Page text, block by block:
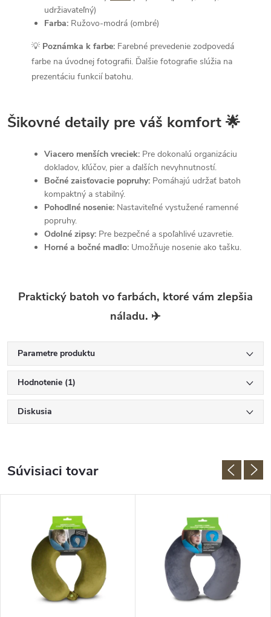
udržiavateľný)
Farba: Ružovo-modrá (ombré)
💡 Poznámka k farbe: Farebné prevedenie zodpovedá
farbe na úvodnej fotografii. Ďalšie fotografie slúžia na
prezentáciu funkcií batohu.
Šikovné detaily pre váš komfort 🌟
Viacero menších vreciek: Pre dokonalú organizáciu
dokladov, kľúčov, pier a ďalších nevyhnutností.
Bočné zaisťovacie popruhy: Pomáhajú udržať batoh
kompaktný a stabilný.
Pohodlné nosenie: Nastaviteľné vystužené ramenné
popruhy.
Odolné zipsy: Pre bezpečné a spoľahlivé uzavretie.
Horné a bočné madlo: Umožňuje nosenie ako tašku.
Praktický batoh vo farbách, ktoré vám zlepšia
náladu. ✈️
Parametre produktu
Hodnotenie (1)
Diskusia
Súvisiaci tovar